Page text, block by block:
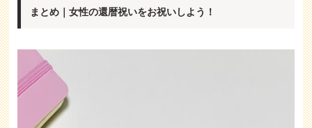
まとめ｜女性の還暦祝いをお祝いしよう！